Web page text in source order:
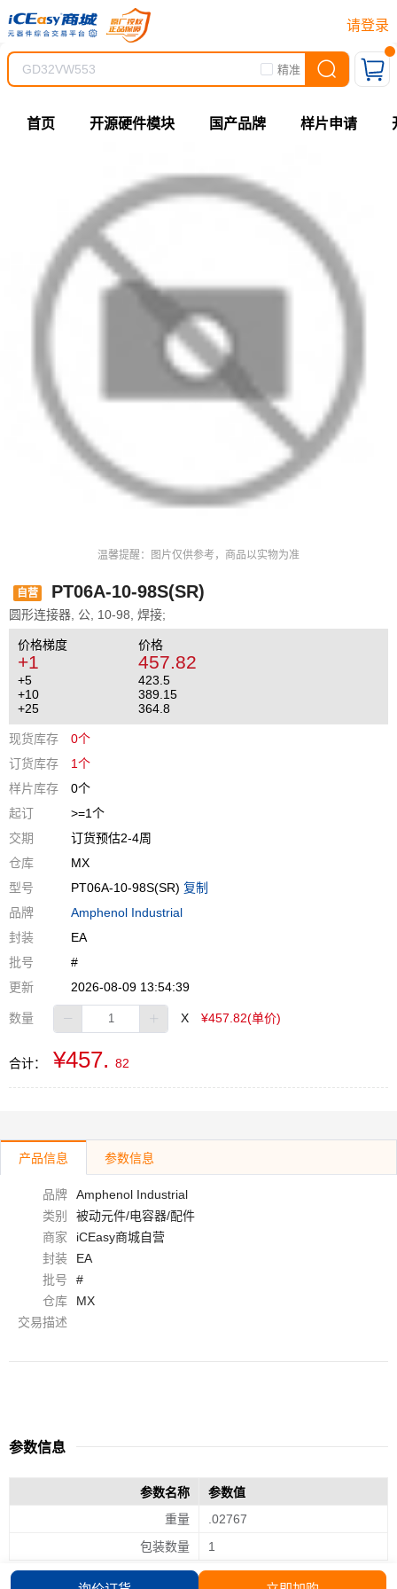
请登录
精准
首页 开源硬件模块 国产品牌 样片申请
温馨提醒：图片仅供参考，商品以实物为准
自营 PT06A-10-98S(SR)
圆形连接器, 公, 10-98, 焊接;
价格梯度 价格
+1 457.82
+5
423.5
+10
389.15
+25
364.8
现货库存
0个
订货库存
1个
样片库存
0个
起订
>=1个
交期
订货预估2-4周
仓库
MX
型号
PT06A-10-98S(SR) 复制
品牌
Amphenol Industrial
封装
EA
批号
#
更新
2026-08-09 13:54:39
数量 X ¥457.82(单价)
合计： ¥457. 82
产品信息 参数信息
品牌
Amphenol Industrial
类别
被动元件/电容器/配件
商家
iCEasy商城自营
封装
EA
批号
#
仓库
MX
交易描述
参数信息
参数名称
参数值
重量
.02767
包装数量
1